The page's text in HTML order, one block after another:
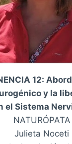
12:
y la
el Sistema
NATURÓPATA
Julieta Noceti